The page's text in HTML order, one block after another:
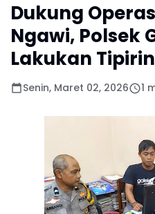
Dukung
Ngawi, Polsek
Lakukan
Senin, Maret 02, 2026 1